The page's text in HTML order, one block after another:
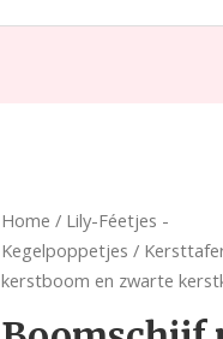
Home / Lily-Féetjes -
Kegelpoppetjes /
kerstboom en zwarte
Boomschijf
met
gouden